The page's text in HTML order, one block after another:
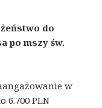
do
po mszy św.
w
6.700 PLN